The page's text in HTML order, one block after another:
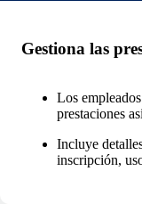
Gestiona las
Los
prestaciones
Incluye
inscripción,